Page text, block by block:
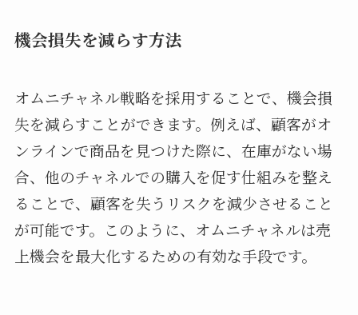
機会損失を減らす方法
オムニチャネル戦略を採用することで、機会損
失を減らすことができます。例えば、顧客がオ
ンラインで商品を見つけた際に、在庫がない場
合、他のチャネルでの購入を促す仕組みを整え
ることで、顧客を失うリスクを減少させること
が可能です。このように、オムニチャネルは売
上機会を最大化するための有効な手段です。